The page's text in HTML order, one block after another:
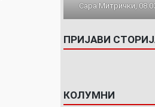
Сара Митрички,
ПРИЈАВИ
КОЛУМНИ